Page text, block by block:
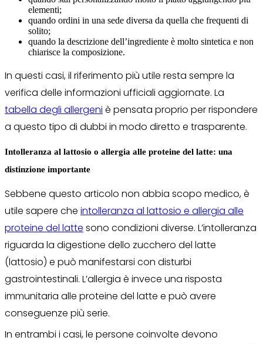
elementi;
quando ordini in una sede diversa da quella che frequenti di
solito;
quando la descrizione dell’ingrediente è molto sintetica e non
chiarisce la composizione.
In questi casi, il riferimento più utile resta sempre la
verifica delle informazioni ufficiali aggiornate. La
tabella degli allergeni è pensata proprio per rispondere
a questo tipo di dubbi in modo diretto e trasparente.
Intolleranza al lattosio o allergia alle proteine del latte: una
distinzione importante
Sebbene questo articolo non abbia scopo medico, è
utile sapere che intolleranza al lattosio e allergia alle
proteine del latte sono condizioni diverse. L’intolleranza
riguarda la digestione dello zucchero del latte
(lattosio) e può manifestarsi con disturbi
gastrointestinali. L’allergia è invece una risposta
immunitaria alle proteine del latte e può avere
conseguenze più serie.
In entrambi i casi, le persone coinvolte devono